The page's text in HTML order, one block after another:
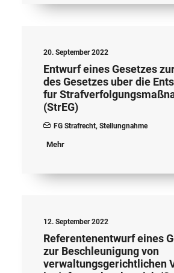
20. September 2022
Entwurf eines Gesetzes
des Gesetzes uber die
fur
(StrEG)
FG Strafrecht, Stellungnahme
Mehr
12. September 2022
Referentenentwurf eines
zur Beschleunigung von
verwaltungsgerichtlichen